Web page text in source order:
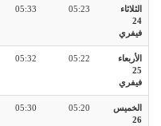
الثلاثاء
24
فيفري
05:23
05:33
الأربعاء
25
فيفري
05:22
05:32
الخميس
26
05:20
05:30